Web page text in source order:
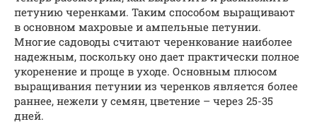
петунию черенками. Таким способом выращивают
в основном махровые и ампельные петунии.
Многие садоводы считают черенкование наиболее
надежным, поскольку оно дает практически полное
укоренение и проще в уходе. Основным плюсом
выращивания петунии из черенков является более
раннее, нежели у семян, цветение – через 25-35
дней.